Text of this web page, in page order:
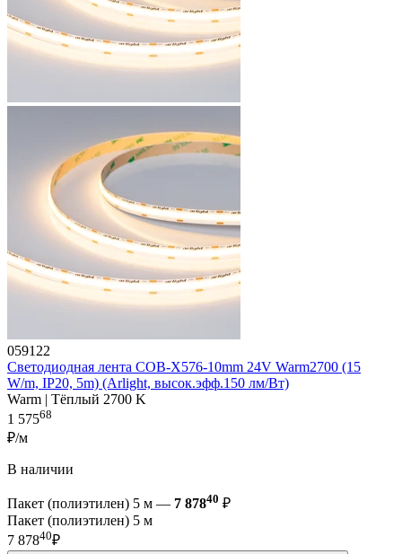
059122
Светодиодная лента COB-X576-10mm 24V Warm2700 (15
W/m, IP20, 5m) (Arlight, высок.эфф.150 лм/Вт)
Warm | Тёплый 2700 K
1 57568
₽/м
В наличии
Пакет (полиэтилен) 5 м — 7 87840 ₽
Пакет (полиэтилен) 5 м
7 87840₽